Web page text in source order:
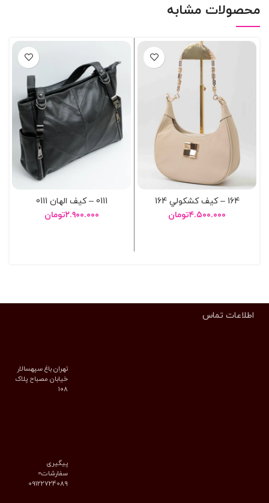
محصولات مشابه
164 – کيف کشکولي 164
۴.۵۰۰.۰۰۰تومان
0111 – کيف الهان 0111
۲.۹۰۰.۰۰۰تومان
اطلاعات تماس
تهران باغ سپهسالار
خیابان مصباح پلاک
۱۰۸
پیگیری
سفارشات=
09122724089